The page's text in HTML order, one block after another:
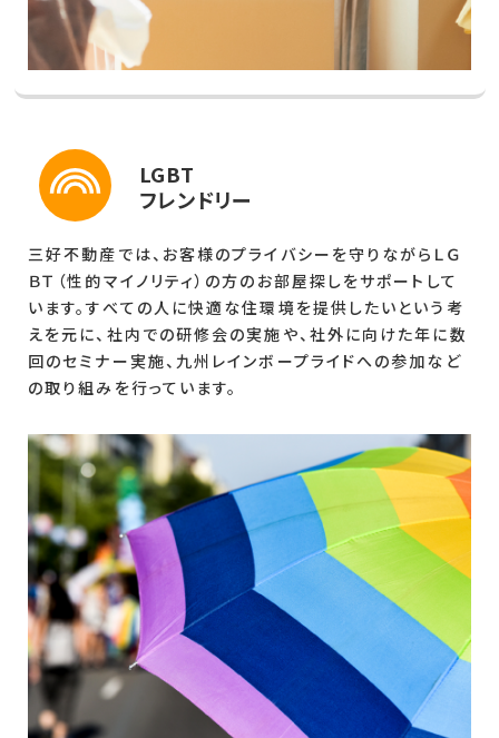
LGBT
フレンドリー
三好不動産では、お客様のプライバシーを守りながらＬＧ
ＢＴ（性的マイノリティ）の方のお部屋探しをサポートして
います。すべての人に快適な住環境を提供したいという考
えを元に、社内での研修会の実施や、社外に向けた年に数
回のセミナー実施、九州レインボープライドへの参加など
の取り組みを行っています。